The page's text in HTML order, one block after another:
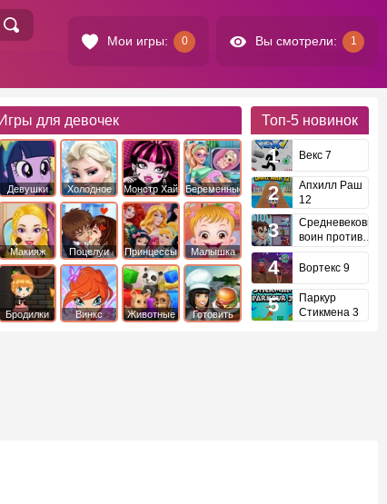
Мои игры: 0 Вы смотрели: 1
Игры для девочек
Девушки
Эквестрии
Холодное
Сердце
Монстр Хай Беременные
Макияж Поцелуи
Принцессы
Диснея
Малышка
Хейзел
Бродилки Винкс Животные
Готовить
Топ-5 новинок
Векс 7
Апхилл Раш
12
Средневековый
воин против
Вортекс 9
Паркур
Стикмена 3